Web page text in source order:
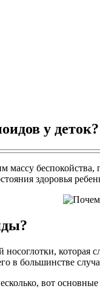
у деток?
здоровья
носоглотки,
в большинстве
вот основные